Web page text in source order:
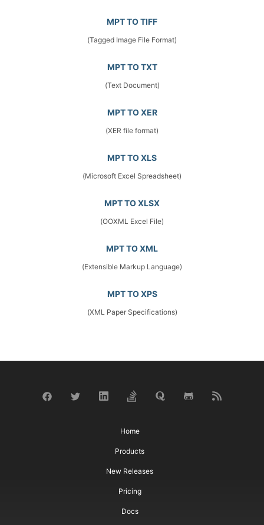
MPT TO TIFF
(Tagged Image File Format)
MPT TO TXT
(Text Document)
MPT TO XER
(XER file format)
MPT TO XLS
(Microsoft Excel Spreadsheet)
MPT TO XLSX
(OOXML Excel File)
MPT TO XML
(Extensible Markup Language)
MPT TO XPS
(XML Paper Specifications)
Home
Products
New Releases
Pricing
Docs